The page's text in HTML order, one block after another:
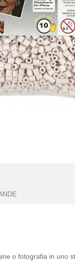
o fotografia in uno